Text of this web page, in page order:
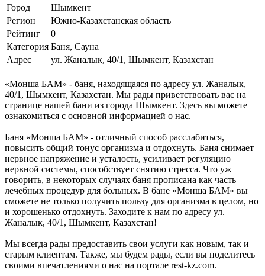
Город
Шымкент
Регион
Южно-Казахстанская область
Рейтинг
0
Категория Баня, Сауна
Адрес
ул. Жаналык, 40/1, Шымкент, Казахстан
«Монша БАМ» - баня, находящаяся по адресу ул. Жаналык,
40/1, Шымкент, Казахстан. Мы рады приветствовать вас на
странице нашей бани из города Шымкент. Здесь вы можете
ознакомиться с основной информацией о нас.
Баня «Монша БАМ» - отличный способ расслабиться,
повысить общий тонус организма и отдохнуть. Баня снимает
нервное напряжение и усталость, усиливает регуляцию
нервной системы, способствует снятию стресса. Что уж
говорить, в некоторых случаях баня прописана как часть
лечебных процедур для больных. В бане «Монша БАМ» вы
сможете не только получить пользу для организма в целом, но
и хорошенько отдохнуть. Заходите к нам по адресу ул.
Жаналык, 40/1, Шымкент, Казахстан!
Мы всегда рады предоставить свои услуги как новым, так и
старым клиентам. Также, мы будем рады, если вы поделитесь
своими впечатлениями о нас на портале rest-kz.com.